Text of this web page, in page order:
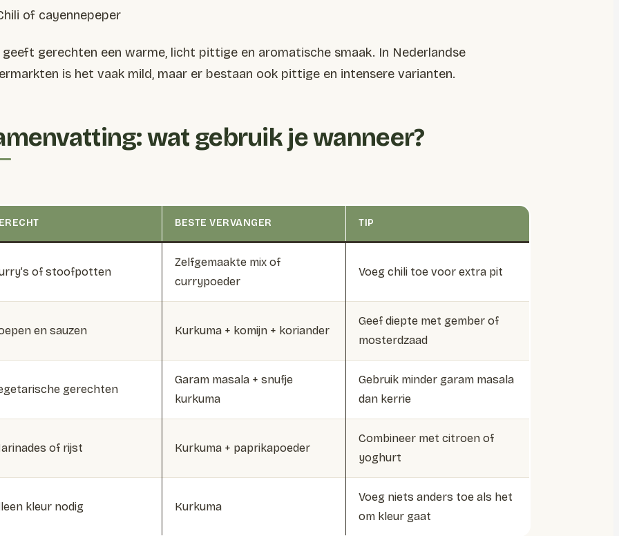
of cayennepeper
geeft gerechten een warme, licht pittige en aromatische smaak. In Nederlandse
is het vaak mild, maar er bestaan ook pittige en intensere varianten.
wat gebruik je wanneer?
BESTE VERVANGER TIP
of stoofpotten
Zelfgemaakte mix of
currypoeder
Voeg chili toe voor extra pit
en sauzen Kurkuma + komijn + koriander
Geef diepte met gember of
mosterdzaad
gerechten
Garam masala + snufje
kurkuma
Gebruik minder garam masala
dan kerrie
of rijst Kurkuma + paprikapoeder
Combineer met citroen of
yoghurt
kleur nodig Kurkuma
Voeg niets anders toe als het
om kleur gaat